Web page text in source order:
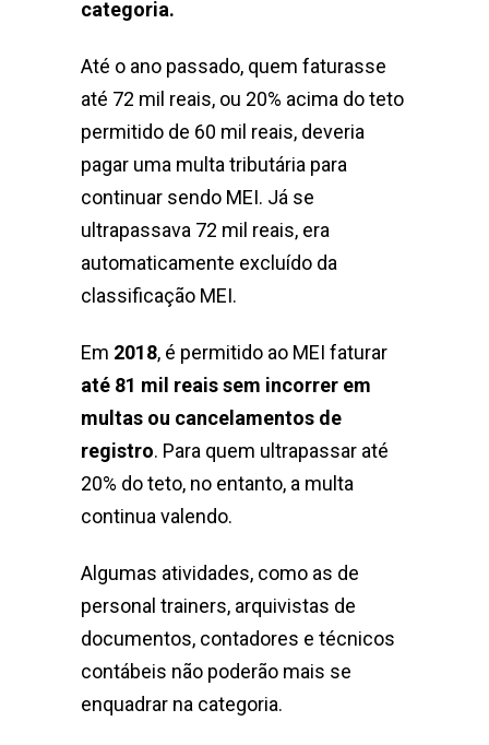
categoria.
Até o ano passado, quem faturasse
até 72 mil reais, ou 20% acima do teto
permitido de 60 mil reais, deveria
pagar uma multa tributária para
continuar sendo MEI. Já se
ultrapassava 72 mil reais, era
automaticamente excluído da
classificação MEI.
Em 2018, é permitido ao MEI faturar
até 81 mil reais sem incorrer em
multas ou cancelamentos de
registro. Para quem ultrapassar até
20% do teto, no entanto, a multa
continua valendo.
Algumas atividades, como as de
personal trainers, arquivistas de
documentos, contadores e técnicos
contábeis não poderão mais se
enquadrar na categoria.